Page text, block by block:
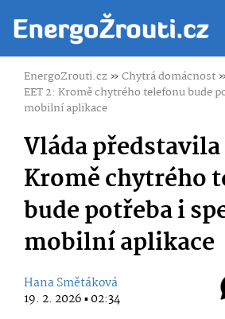
EnergoZrouti.cz»Chytrá domácnost
EET 2: Kromě chytrého telefonu bude
mobilní aplikace
Vláda představila
Kromě chytrého
bude potřeba i
mobilní aplikace
Hana Smětáková
19. 2. 2026 ▪ 02:34